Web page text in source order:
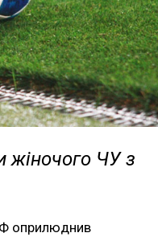
жіночого ЧУ з
оприлюднив